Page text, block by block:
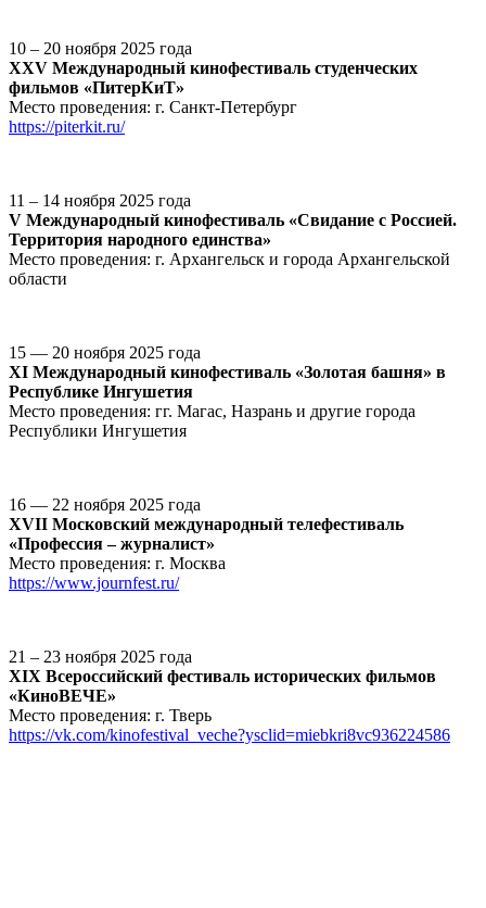
10 – 20 ноября 2025 года
XXV Международный кинофестиваль студенческих
фильмов «ПитерКиТ»
Место проведения: г. Санкт-Петербург
https://piterkit.ru/
11 – 14 ноября 2025 года
V Международный кинофестиваль «Свидание с Россией.
Территория народного единства»
Место проведения: г. Архангельск и города Архангельской
области
15 — 20 ноября 2025 года
XI Международный кинофестиваль «Золотая башня» в
Республике Ингушетия
Место проведения: гг. Магас, Назрань и другие города
Республики Ингушетия
16 — 22 ноября 2025 года
XVII Московский международный телефестиваль
«Профессия – журналист»
Место проведения: г. Москва
https://www.journfest.ru/
21 – 23 ноября 2025 года
XIX Всероссийский фестиваль исторических фильмов
«КиноВЕЧЕ»
Место проведения: г. Тверь
https://vk.com/kinofestival_veche?ysclid=miebkri8vc936224586